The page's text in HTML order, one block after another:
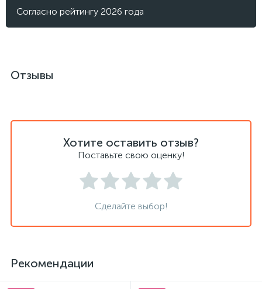
Согласно рейтингу 2026 года
Отзывы
Хотите оставить отзыв?
Поставьте свою оценку!
Сделайте выбор!
Рекомендации